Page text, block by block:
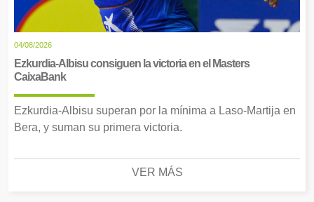
04/08/2026
Ezkurdia-Albisu consiguen la victoria en el Masters
CaixaBank
Ezkurdia-Albisu superan por la mínima a Laso-Martija en
Bera, y suman su primera victoria.
VER MÁS